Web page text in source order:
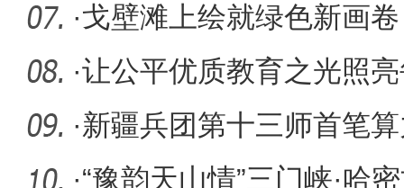
·戈壁滩上绘就绿色新画卷
·让公平优质教育之光照
·新疆兵团第十三师首笔
为“东数西
·“豫韵天山情”三门峡·哈